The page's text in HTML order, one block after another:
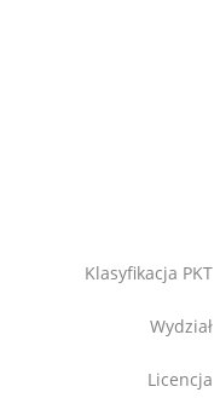
Klasyfikacja PKT
Wydział
Licencja